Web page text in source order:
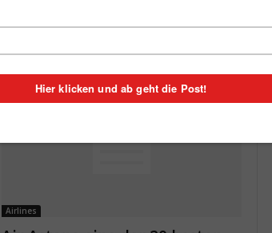
Auswärtige...
Airlines